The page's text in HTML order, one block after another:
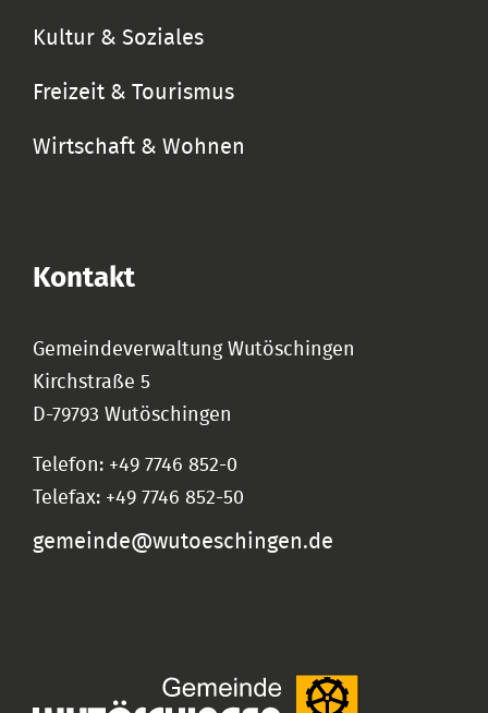
Kultur & Soziales
Freizeit & Tourismus
Wirtschaft & Wohnen
Kontakt
Gemeindeverwaltung Wutöschingen
Kirchstraße 5
D-79793 Wutöschingen
Telefon: +49 7746 852-0
Telefax: +49 7746 852-50
gemeinde@wutoeschingen.de